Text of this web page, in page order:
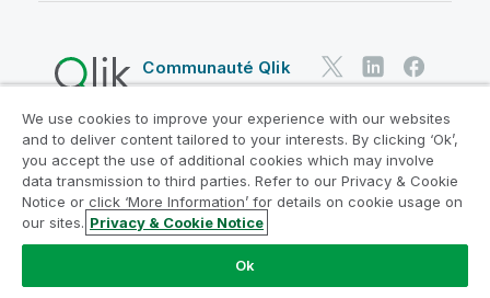
Communauté Qlik
Contrats juridiques
Conditions d'utilisation des produits
Legal Policies
Conditions légales
Conditions d'utilisation
Marques
Do Not Share My Info
Copyright © 1993-2026 QlikTech International AB. Tous
We use cookies to improve your experience with our websites
and to deliver content tailored to your interests. By clicking ‘Ok’,
you accept the use of additional cookies which may involve
data transmission to third parties. Refer to our Privacy & Cookie
Notice or click ‘More Information’ for details on cookie usage on
our sites. Privacy & Cookie Notice
Ok